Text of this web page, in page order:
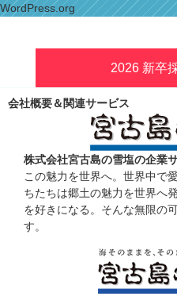
WordPress.org
2026 新卒
会社概要＆関連サービス
株式会社宮古島の雪塩の企業
この魅力を世界へ。世界中で
ちたちは郷土の魅力を世界へ
を好きになる。そんな無限の
す。